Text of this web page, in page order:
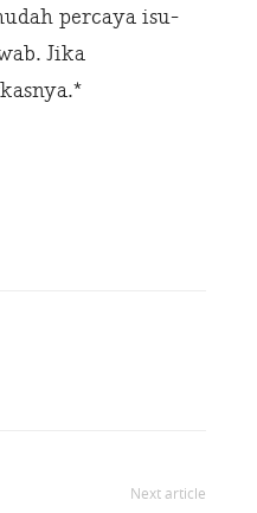
percaya isu-
Jika
Next article